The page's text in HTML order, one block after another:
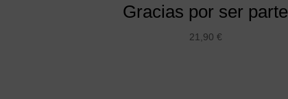
Gracias por ser parte
21,90 €